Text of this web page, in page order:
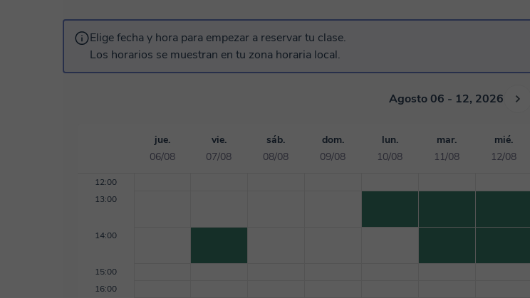
Elige fecha y hora para empezar a reservar tu clase.
Los horarios se muestran en tu zona horaria local.
Agosto 06 - 12, 2026
jue.
06/08
vie.
07/08
sáb.
08/08
dom.
09/08
lun.
10/08
mar.
11/08
mié.
12/08
12:00
13:00
14:00
15:00
16:00